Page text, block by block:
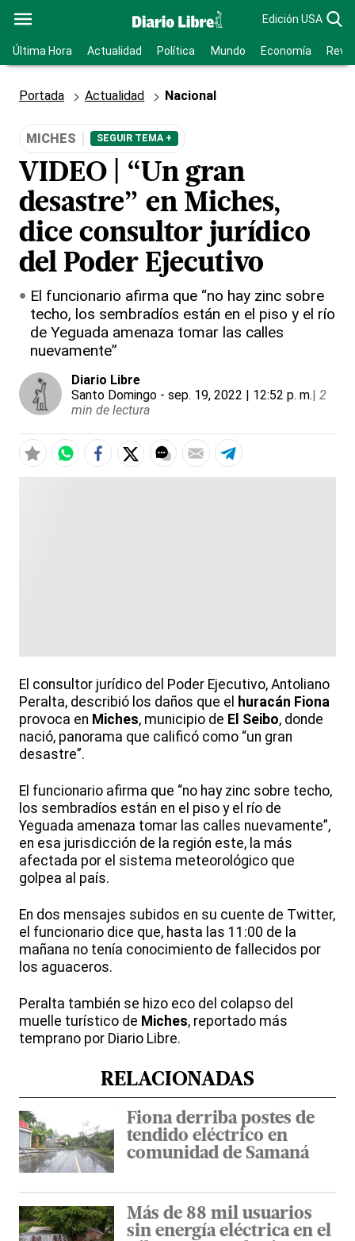
Edición USA
Última Hora Actualidad Política Mundo Economía
Portada Actualidad Nacional
MICHES SEGUIR TEMA +
VIDEO | “Un gran
desastre” en Miches,
dice consultor jurídico
del Poder Ejecutivo
El funcionario afirma que “no hay zinc sobre
techo, los sembradíos están en el piso y el río
de Yeguada amenaza tomar las calles
nuevamente”
Diario Libre
Santo Domingo - sep. 19, 2022 | 12:52 p. m.| 2
min de lectura
El consultor jurídico del Poder Ejecutivo, Antoliano
Peralta, describió los daños que el huracán Fiona
provoca en Miches, municipio de El Seibo, donde
nació, panorama que calificó como “un gran
desastre”.
El funcionario afirma que “no hay zinc sobre techo,
los sembradíos están en el piso y el río de
Yeguada amenaza tomar las calles nuevamente”,
en esa jurisdicción de la región este, la más
afectada por el sistema meteorológico que
golpea al país.
En dos mensajes subidos en su cuente de Twitter,
el funcionario dice que, hasta las 11:00 de la
mañana no tenía conocimiento de fallecidos por
los aguaceros.
Peralta también se hizo eco del colapso del
muelle turístico de Miches, reportado más
temprano por Diario Libre.
RELACIONADAS
Fiona derriba postes de
tendido eléctrico en
comunidad de Samaná
Más de 88 mil usuarios
sin energía eléctrica en el